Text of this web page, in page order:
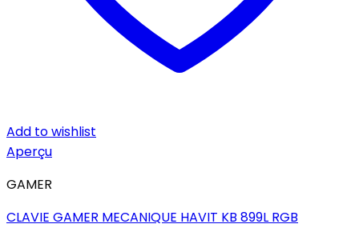
Add to wishlist
Aperçu
GAMER
CLAVIE GAMER MECANIQUE HAVIT KB 899L RGB